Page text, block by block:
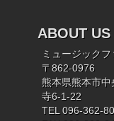
ABOUT US
ミュージックフ
〒862-0976
熊本県熊本市中
寺6-1-22
TEL 096-362-